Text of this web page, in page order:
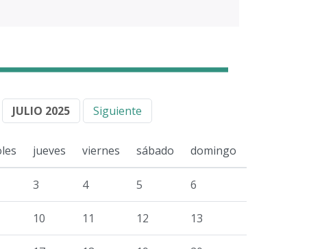
JULIO 2025 Siguiente
jueves viernes sábado domingo
3 4 5 6
10 11 12 13